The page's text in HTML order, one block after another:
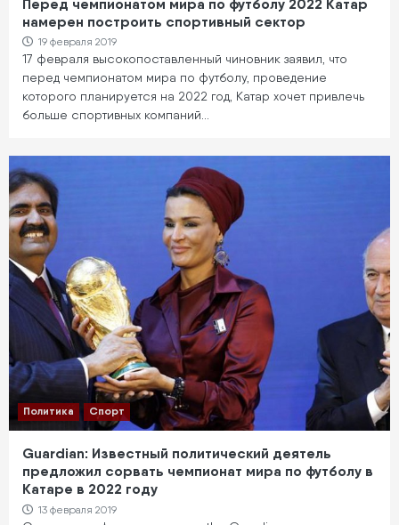
намерен построить спортивный сектор
19 февраля 2019
17 февраля высокопоставленный чиновник заявил, что
перед чемпионатом мира по футболу, проведение
которого планируется на 2022 год, Катар хочет привлечь
больше спортивных компаний…
Политика Спорт
Guardian: Известный политический деятель
предложил сорвать чемпионат мира по футболу в
Катаре в 2022 году
13 февраля 2019